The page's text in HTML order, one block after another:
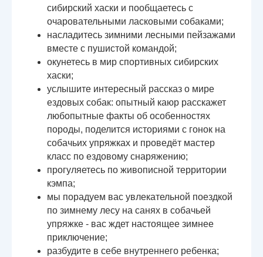
сибирский хаски и пообщаетесь с
очаровательными ласковыми собаками;
насладитесь зимними лесными пейзажами
вместе с пушистой командой;
окунетесь в мир спортивных сибирских
хаски;
услышите интересный рассказ о мире
ездовых собак: опытный каюр расскажет
любопытные факты об особенностях
породы, поделится историями с гонок на
собачьих упряжках и проведёт мастер
класс по ездовому снаряжению;
прогуляетесь по живописной территории
кэмпа;
мы порадуем вас увлекательной поездкой
по зимнему лесу на санях в собачьей
упряжке - вас ждет настоящее зимнее
приключение;
разбудите в себе внутреннего ребенка;